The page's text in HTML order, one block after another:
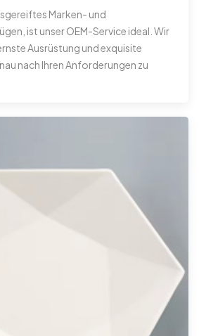
Marken- und
ist unser OEM-Service ideal. Wir
Ausrüstung und exquisite
nach Ihren Anforderungen zu